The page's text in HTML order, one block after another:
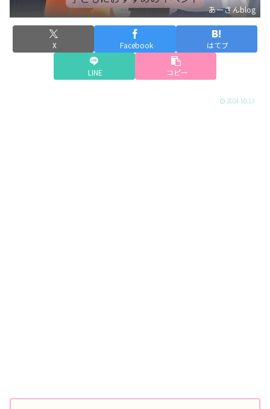
あーさんblog
X Facebook はてブ
LINE コピー
2024.10.13